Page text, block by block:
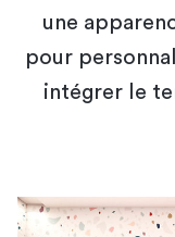
une
pour
intégrer le